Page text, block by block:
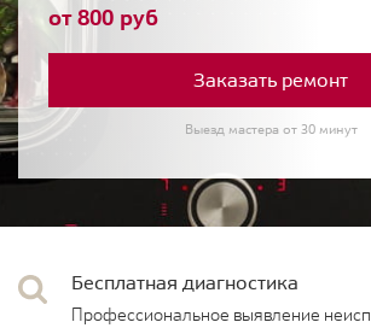
от 800 руб
Заказать ремонт
Выезд мастера от 30 минут
Бесплатная диагностика
Профессиональное выявление